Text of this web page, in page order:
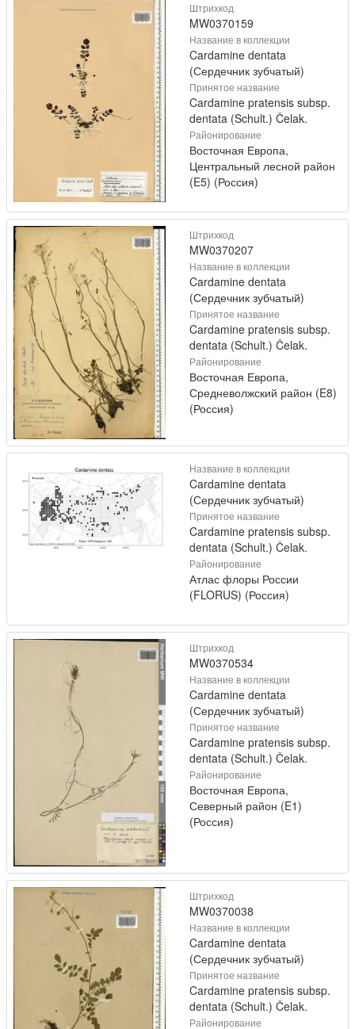
Штрихкод
MW0370159
Название в коллекции
Cardamine dentata
(Сердечник зубчатый)
Принятое название
Cardamine pratensis subsp.
dentata (Schult.) Čelak.
Районирование
Восточная Европа,
Центральный лесной район
(E5) (Россия)
Штрихкод
MW0370207
Название в коллекции
Cardamine dentata
(Сердечник зубчатый)
Принятое название
Cardamine pratensis subsp.
dentata (Schult.) Čelak.
Районирование
Восточная Европа,
Средневолжский район (E8)
(Россия)
Название в коллекции
Cardamine dentata
(Сердечник зубчатый)
Принятое название
Cardamine pratensis subsp.
dentata (Schult.) Čelak.
Районирование
Атлас флоры России
(FLORUS) (Россия)
Штрихкод
MW0370534
Название в коллекции
Cardamine dentata
(Сердечник зубчатый)
Принятое название
Cardamine pratensis subsp.
dentata (Schult.) Čelak.
Районирование
Восточная Европа,
Северный район (E1)
(Россия)
Штрихкод
MW0370038
Название в коллекции
Cardamine dentata
(Сердечник зубчатый)
Принятое название
Cardamine pratensis subsp.
dentata (Schult.) Čelak.
Районирование